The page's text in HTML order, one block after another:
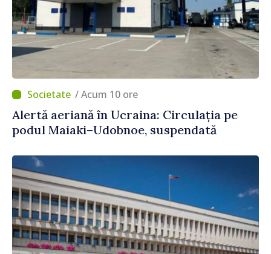
/ Acum 10 ore
Alertă aeriană în Ucraina: Circulația pe
podul Maiaki–Udobnoe, suspendată